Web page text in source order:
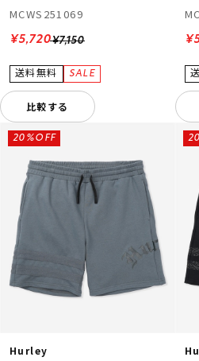
MCWS251069
¥7,150
¥5,720
比較する
Hurley
20%OFF